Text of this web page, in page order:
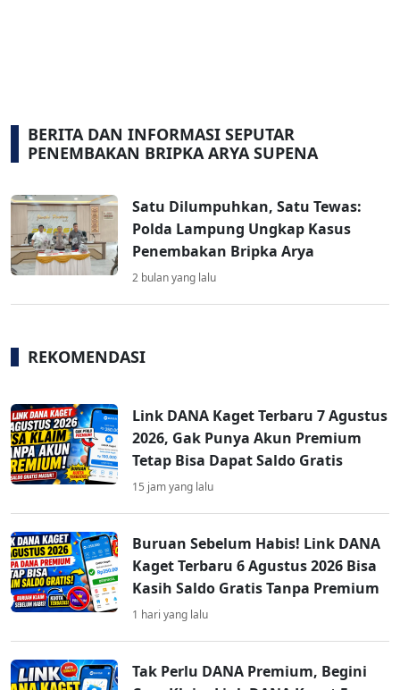
BERITA DAN INFORMASI SEPUTAR
PENEMBAKAN BRIPKA ARYA SUPENA
Satu Dilumpuhkan, Satu Tewas:
Polda Lampung Ungkap Kasus
Penembakan Bripka Arya
2 bulan yang lalu
REKOMENDASI
Link DANA Kaget Terbaru 7 Agustus
2026, Gak Punya Akun Premium
Tetap Bisa Dapat Saldo Gratis
15 jam yang lalu
Buruan Sebelum Habis! Link DANA
Kaget Terbaru 6 Agustus 2026 Bisa
Kasih Saldo Gratis Tanpa Premium
1 hari yang lalu
Tak Perlu DANA Premium, Begini